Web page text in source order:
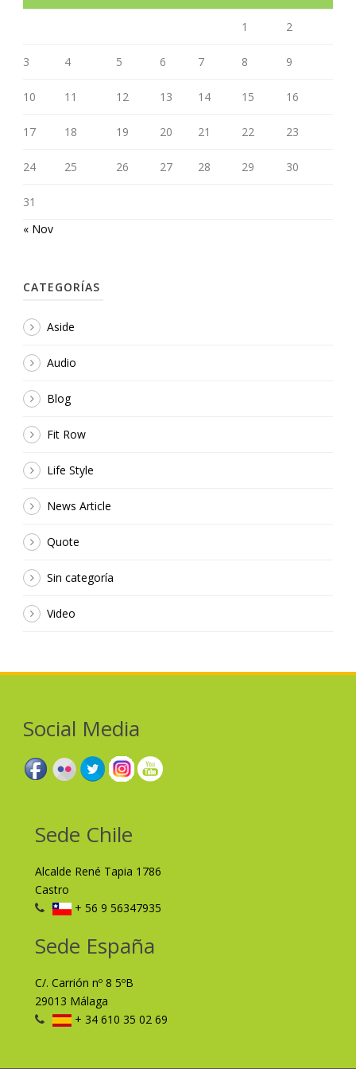
1 2
3 4 5 6 7 8 9
10 11 12 13 14 15 16
17 18 19 20 21 22 23
24 25 26 27 28 29 30
31
« Nov
CATEGORÍAS
Aside
Audio
Blog
Fit Row
Life Style
News Article
Quote
Sin categoría
Video
Social Media
Sede Chile
Alcalde René Tapia 1786
Castro
+ 56 9 56347935
Sede España
C/. Carrión nº 8 5ºB
29013 Málaga
+ 34 610 35 02 69